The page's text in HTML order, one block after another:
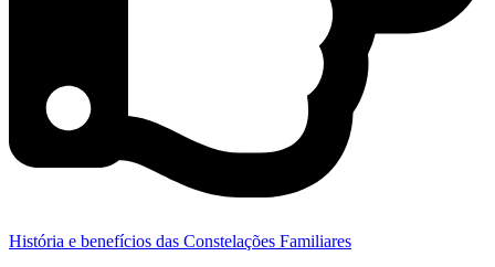
História e benefícios das Constelações Familiares